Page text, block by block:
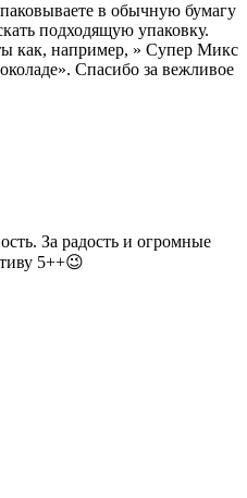
в обычную бумагу
подходящую упаковку.
как, например, » Супер Микс
Спасибо за вежливое
За радость и огромные
5++😉